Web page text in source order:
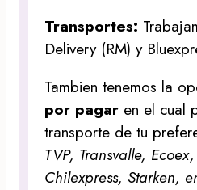
Transportes:
Delivery (RM) y
Tambien tenemos la
por pagar en el cual
transporte de tu
TVP, Transvalle,
Chilexpress, Starken,